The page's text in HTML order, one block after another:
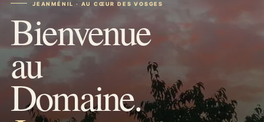
JEANMÉNIL · AU CŒUR DES VOSGES
Bienvenue
au
Domaine.